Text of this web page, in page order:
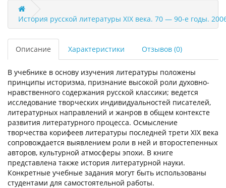
История русской литературы XIX века. 70 — 90-е годы.
Описание Характеристики Отзывов (0)
В учебнике в основу изучения литературы положены
принципы историзма, признание высокой роли духовно-
нравственного содержания русской классики; ведется
исследование творческих индивидуальностей писателей,
литературных направлений и жанров в общем контексте
развития литературного процесса. Осмысление
творчества корифеев литературы последней трети XIX века
сопровождается выявлением роли в ней и второстепенных
авторов, культурной атмосферы эпохи. В книге
представлена также история литературной науки.
Конкретные учебные задания могут быть использованы
студентами для самостоятельной работы.